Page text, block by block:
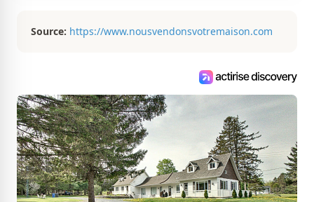
Source: https://www.nousvendonsvotremaison.com